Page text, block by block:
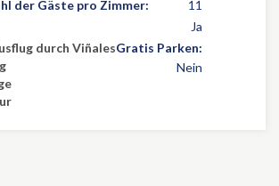
der Gäste pro Zimmer:
11
Ja
durch ViñalesGratis Parken:
Nein